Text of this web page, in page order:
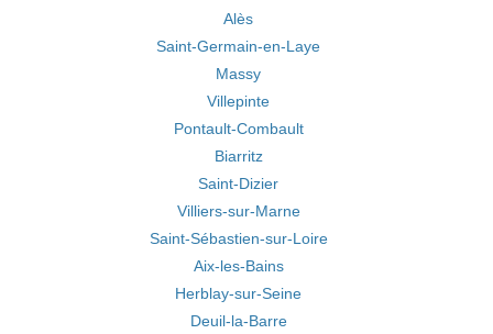
Alès
Saint-Germain-en-Laye
Massy
Villepinte
Pontault-Combault
Biarritz
Saint-Dizier
Villiers-sur-Marne
Saint-Sébastien-sur-Loire
Aix-les-Bains
Herblay-sur-Seine
Deuil-la-Barre